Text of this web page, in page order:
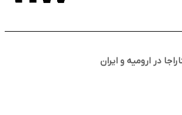
در ارومیه و ایران